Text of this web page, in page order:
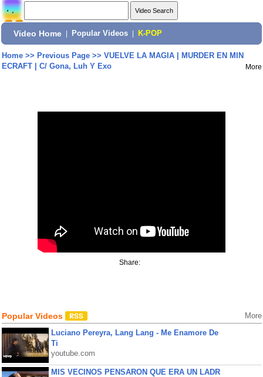
Video Home Popular Videos K-POP
Home>> Previous Page>> VUELVE LA MAGIA | MURDER EN MIN
ECRAFT | C/ Gona, Luh Y Exo
More
Share:
Popular Videos More
Luciano Pereyra, Lang Lang - Me Enamore De
Ti
youtube.com
MIS VECINOS PENSARON QUE ERA UN LADR